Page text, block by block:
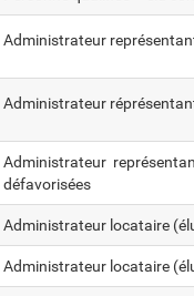
Administrateur
Administrateur
Administrateur
défavorisées
Administrateur locataire
Administrateur locataire